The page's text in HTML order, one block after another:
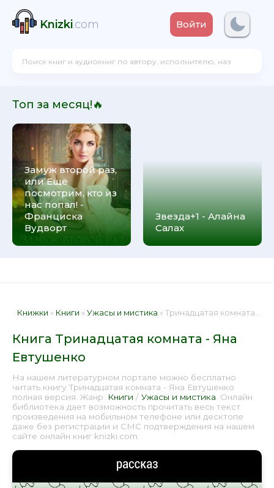
Knizki.com Войти
Топ за месяц!🔥
Замуж второй раз,
или Ещё
посмотрим, кто из
нас попал! -
Франциска
Вудворт
Звезда+1 - Алайна
Салах
Книжки » Книги »Ужасы и мистика » Тринадцатая комната - Яна Евтушенко 📕 - Книга онлайн бесплатно
Книга Тринадцатая комната - Яна
Евтушенко
На нашем литературном портале можно бесплатно
читать книгу Тринадцатая комната - Яна Евтушенко
полная версия. Жанр: Книги / Ужасы и мистика . Онлайн
библиотека дает возможность прочитать весь текст
произведения на мобильном телефоне или десктопе
даже без регистрации и СМС подтверждения на нашем
сайте онлайн книг knizki.com.